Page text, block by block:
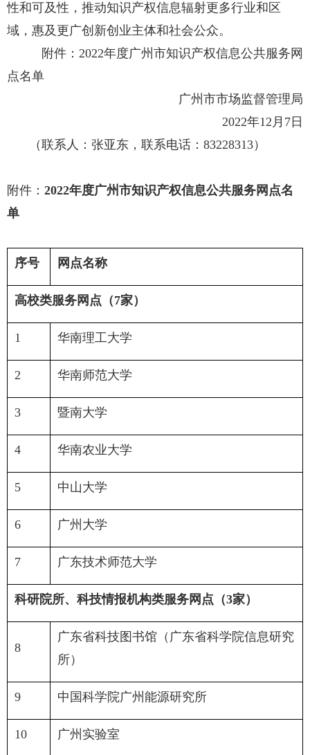
性和可及性，推动知识产权信息辐射更多行业和区
域，惠及更广创新创业主体和社会公众。
附件： 2022年度广州市知识产权信息公共服务网
点名单
广州市市场监督管理局
2022年12 月 7 日
（联系人：张亚东，联系电话： 83228313）
附件： 2022年度广州市知识产权信息公共服务网点名
单
序号 网点名称
高校类服务网点（7家）
1 华南理工大学
2 华南师范大学
3 暨南大学
4 华南农业大学
5 中山大学
6 广州大学
7 广东技术师范大学
科研院所、科技情报机构类服务网点（3家）
8
广东省科技图书馆（广东省科学院信息研究
所）
9 中国科学院广州能源研究所
10 广州实验室